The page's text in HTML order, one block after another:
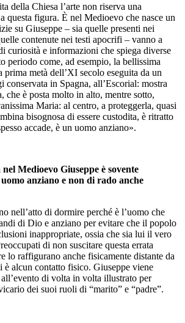
della Chiesa l’arte non riserva una
questa figura. È nel Medioevo che nasce un
su Giuseppe – sia quelle presenti nei
contenute nei testi apocrifi – vanno a
curiosità e informazioni che spiega diverse
periodo come, ad esempio, la bellissima
prima metà dell’XI secolo eseguita da un
conservata in Spagna, all’Escorial: mostra
che è posta molto in alto, mentre sotto,
Maria: al centro, a proteggerla, quasi
bisognosa di essere custodita, è ritratto
accade, è un uomo anziano».
Medioevo Giuseppe è sovente
anziano e non di rado anche
nell’atto di dormire perché è l’uomo che
di Dio e anziano per evitare che il popolo
inappropriate, ossia che sia lui il vero
di non suscitare questa errata
lo raffigurano anche fisicamente distante da
alcun contatto fisico. Giuseppe viene
di volta in volta illustrato per
dei suoi ruoli di “marito” e “padre”.